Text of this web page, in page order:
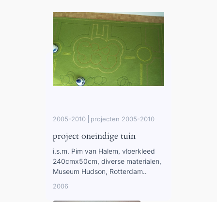
2005-2010 projecten 2005-2010
project oneindige tuin
i.s.m. Pim van Halem, vloerkleed
240cmx50cm, diverse materialen,
Museum Hudson, Rotterdam..
2006